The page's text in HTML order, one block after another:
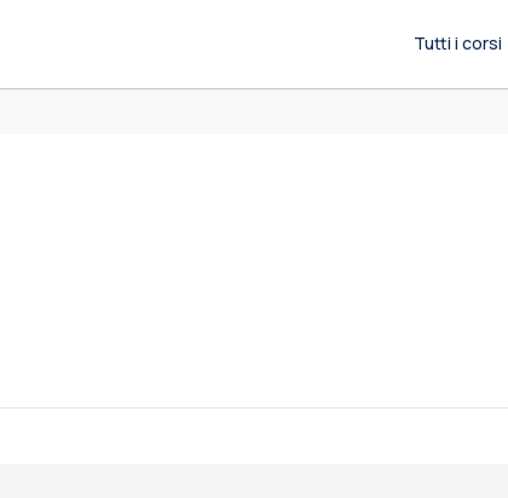
Tutti i corsi